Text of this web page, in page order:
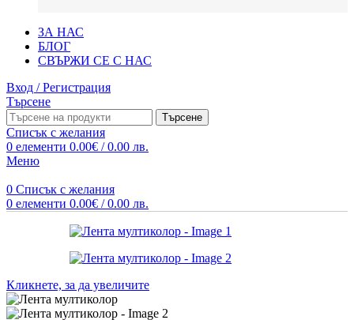
ЗА НАС
БЛОГ
СВЪРЖИ СЕ С НАС
Вход / Регистрация
Търсене
Търсене
Списък с желания
0 елементи 0.00€ / 0.00 лв.
Меню
0 Списък с желания
0 елементи 0.00€ / 0.00 лв.
Кликнете, за да увеличите